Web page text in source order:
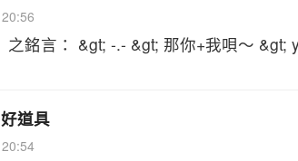
之銘言： &gt; -.- &gt; 那你+我唄～ &gt;
道具